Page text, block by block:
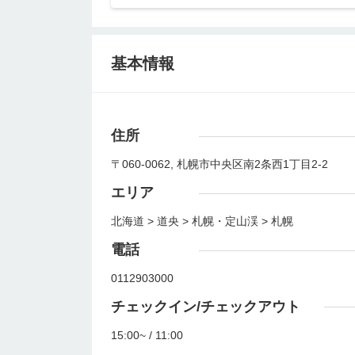
基本情報
住所
〒060-0062, 札幌市中央区南2条西1丁目2-2
エリア
北海道 > 道央 > 札幌・定山渓 > 札幌
電話
0112903000
チェックイン/チェックアウト
15:00~ / 11:00